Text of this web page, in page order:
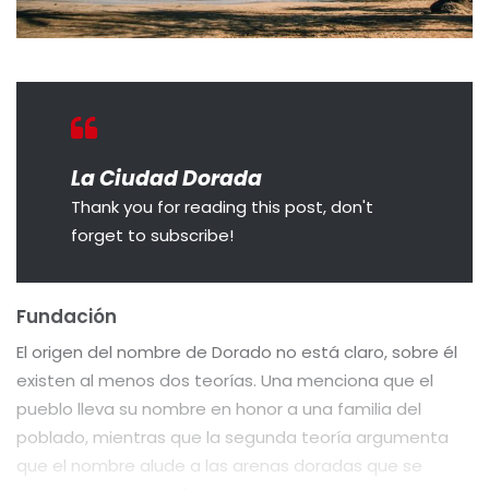
La Ciudad Dorada
Thank you for reading this post, don't
forget to subscribe!
Fundación
El origen del nombre de Dorado no está claro, sobre él
existen al menos dos teorías. Una menciona que el
pueblo lleva su nombre en honor a una familia del
poblado, mientras que la segunda teoría argumenta
que el nombre alude a las arenas doradas que se